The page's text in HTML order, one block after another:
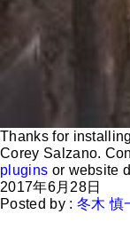
Thanks for
Corey Salzano.
plugins or website
2017年6月28日
Posted by : 冬木 慎